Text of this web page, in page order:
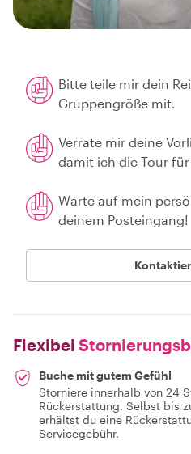
Bitte teile mir dein
Gruppengröße mit.
Verrate mir deine
damit ich die Tour
Warte auf mein
deinem Posteingang!
Flexibel
Buche mit gutem Gefühl
Storniere innerhalb von 24
Rückerstattung. Selbst bis
erhältst du eine
Servicegebühr.